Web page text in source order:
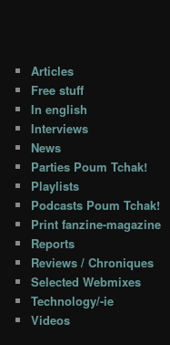
Articles
Free stuff
In english
Interviews
News
Parties Poum Tchak!
Playlists
Podcasts Poum Tchak!
Print fanzine-magazine
Reports
Reviews / Chroniques
Selected Webmixes
Technology/-ie
Videos